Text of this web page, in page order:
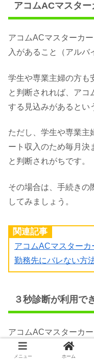
アコムACマスタ
アコムACマスターカ
入があること（アルバ
学生や専業主婦の方も
と判断されれば、アコ
する見込みがあるとい
ただし、学生や専業主
ート収入のため毎月決
と判断されがちです。
その場合は、手続きの
してみましょう。
関連記事
アコムACマスター
勤務先にバレない方
３秒診断が利用で
アコムACマスターカ
断」を利用してみまし
メニュー ホーム